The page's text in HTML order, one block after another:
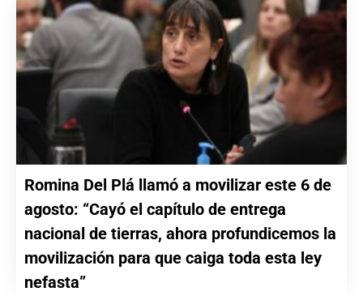
Romina Del Plá llamó a movilizar este 6 de
agosto: “Cayó el capítulo de entrega
nacional de tierras, ahora profundicemos la
movilización para que caiga toda esta ley
nefasta”